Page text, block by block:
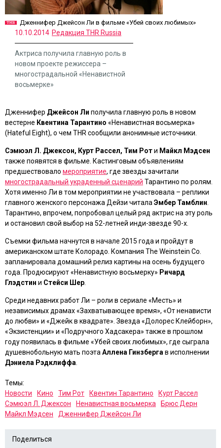
Дженнифер Джейсон Ли в фильме «Убей своих любимых»
10.10.2014 Редакция THR Russia
Актриса получила главную роль в
новом проекте режиссера –
многострадальной «Ненавистной
восьмерке»
Дженнифер Джейсон Ли получила главную роль в новом
вестерне Квентина Тарантино «Ненавистная восьмерка»
(Hateful Eight), о чем THR сообщили анонимные источники.
Сэмюэл Л. Джексон, Курт Рассел, Тим Роти Майкл Мэдсен
также появятся в фильме. Кастинговым объявлениям
предшествовало мероприятие, где звезды зачитали
многострадальный украденный сценарий Тарантино по ролям.
Хотя именно Ли в том мероприятии не участвовала – реплики
главного женского персонажа Дейзи читала Эмбер Тамблин
Тарантино, впрочем, попробовал целый ряд актрис на эту роль
и остановил свой выбор на 52-летней инди-звезде 90-х.
Съемки фильма начнутся в начале 2015 года и пройдут в
американском штате Колорадо. Компания The Weinstein Co.
запланировала домашний релиз картины на осень будущего
года. Продюсируют «Ненавистную восьмерку» Ричард
Глэдстин и Стейси Шер
Среди недавних работ Ли – роли в сериале «Месть» и
независимых драмах«Захватывающее время», «От ненависти
до любви» и «Джейк в квадрате» . Звезда «Долорес Клейборн»,
«Экзистенции» и «Подручного Хадсакера» также в прошлом
году появилась в фильме «Убей своих любимых», где сыграла
душевнобольную мать поэта Аллена Гинзберга в исполнении
Дэниела Рэдклиффа
Темы:
Новости
Кино Тим Рот Квентин Тарантино
Курт Рассел
Сэмюэл Л. Джексон
Ненавистная восьмерка
Брюс Дерн
Майкл Мэдсен
Дженнифер Джейсон Ли
Поделиться